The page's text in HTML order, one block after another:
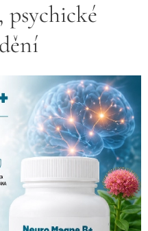
psychické
💙